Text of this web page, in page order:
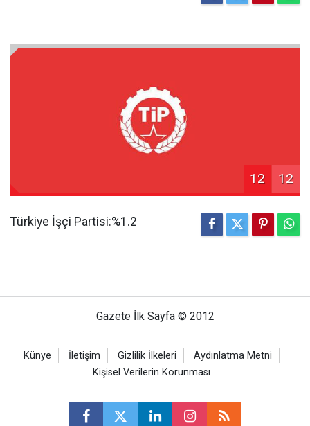
12 12
Türkiye İşçi Partisi:%1.2
Gazete İlk Sayfa © 2012
Künye İletişim Gizlilik İlkeleri
Aydınlatma Metni
Kişisel Verilerin Korunması